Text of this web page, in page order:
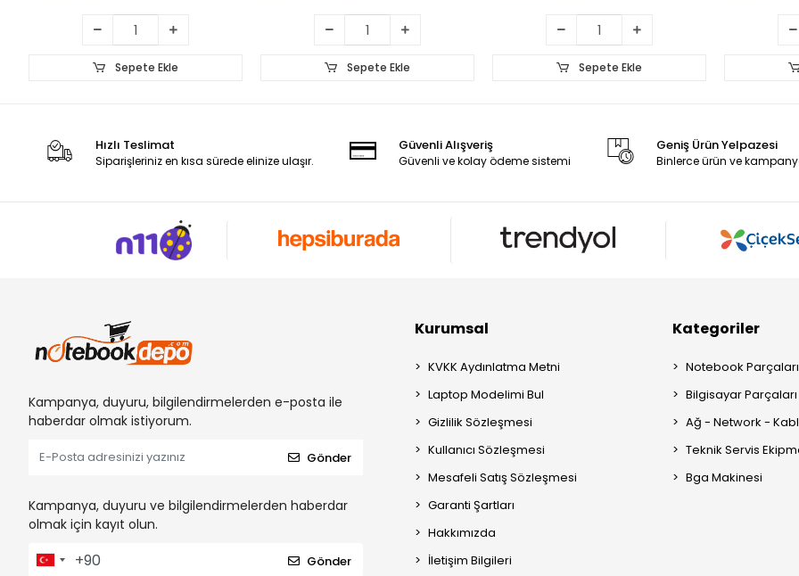
Sepete Ekle Sepete Ekle Sepete Ekle
Hızlı Teslimat
Siparişleriniz en kısa sürede elinize ulaşır.
Güvenli Alışveriş
Güvenli ve kolay ödeme sistemi
Geniş Ürün Yelpazesi
Binlerce ürün ve
Kampanya, duyuru, bilgilendirmelerden e-posta ile
haberdar olmak istiyorum.
Gönder
Kampanya, duyuru ve bilgilendirmelerden haberdar
olmak için kayıt olun.
Gönder
Kurumsal
KVKK Aydınlatma Metni
Laptop Modelimi Bul
Gizlilik Sözleşmesi
Kullanıcı Sözleşmesi
Mesafeli Satış Sözleşmesi
Garanti Şartları
Hakkımızda
İletişim Bilgileri
Kategoriler
Notebook Parçaları
Bilgisayar Parçaları
Ağ - Network -
Teknik Servis
Bga Makinesi